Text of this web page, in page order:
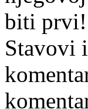
biti prvi!
Stavovi